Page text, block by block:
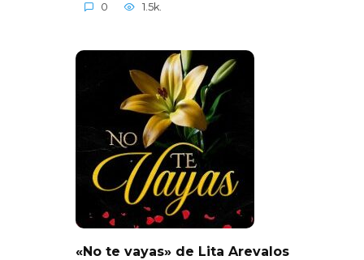
0 1.5k.
«No te vayas» de Lita Arevalos